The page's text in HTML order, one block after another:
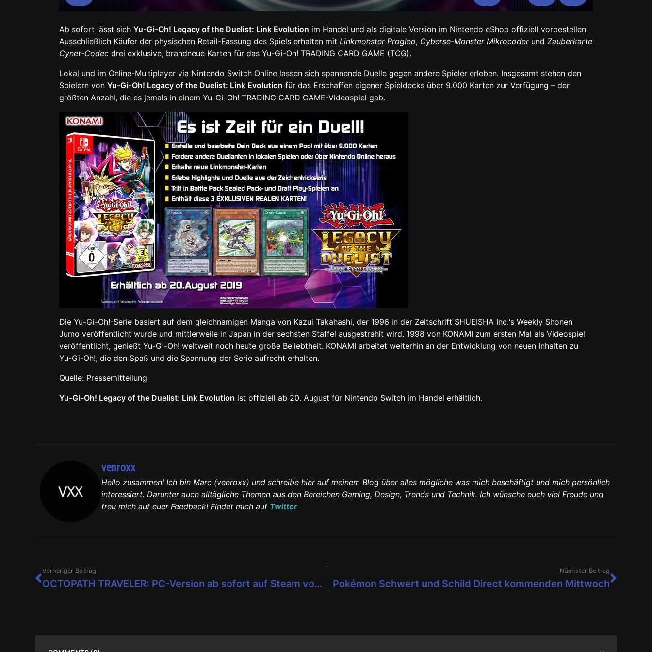
Play Mute Settings
Enter
Ab sofort lässt sichYu-Gi-Oh! Legacy of the Duelist: Link Evolution im Handel und als digitale Version im Nintendo eShop offiziell vorbestellen.
Ausschließlich Käufer der physischen Retail-Fassung des Spiels erhalten mit Linkmonster Progleo, Cyberse-Monster MikrocoderundZauberkarte
Cynet-Codec drei exklusive, brandneue Karten für das Yu-Gi-Oh! TRADING CARD GAME (TCG).
Lokal und im Online-Multiplayer via Nintendo Switch Online lassen sich spannende Duelle gegen andere Spieler erleben. Insgesamt stehen den
Spielern vonYu-Gi-Oh! Legacy of the Duelist: Link Evolution für das Erschaffen eigener Spieldecks über 9.000 Karten zur Verfügung – der
größten Anzahl, die es jemals in einem Yu-Gi-Oh! TRADING CARD GAME-Videospiel gab.
Die Yu-Gi-Oh!-Serie basiert auf dem gleichnamigen Manga von Kazui Takahashi, der 1996 in der Zeitschrift SHUEISHA Inc.‘s Weekly Shonen
Jumo veröffentlicht wurde und mittlerweile in Japan in der sechsten Staffel ausgestrahlt wird. 1998 von KONAMI zum ersten Mal als Videospiel
veröffentlicht, genießt Yu-Gi-Oh! weltweit noch heute große Beliebtheit. KONAMI arbeitet weiterhin an der Entwicklung von neuen Inhalten zu
Yu-Gi-Oh!, die den Spaß und die Spannung der Serie aufrecht erhalten.
Quelle: Pressemitteilung
Yu-Gi-Oh! Legacy of the Duelist: Link Evolution ist offiziell ab 20. August für Nintendo Switch im Handel erhältlich.
venroxx
Hello zusammen! Ich bin Marc (venroxx) und schreibe hier auf meinem Blog über alles mögliche was mich beschäftigt und mich persönlich
interessiert. Darunter auch alltägliche Themen aus den Bereichen Gaming, Design, Trends und Technik. Ich wünsche euch viel Freude und
freu mich auf euer Feedback! Findet mich auf Twitter
Vorheriger Beitrag
OCTOPATH TRAVELER: PC-Version ab sofort auf Steam vorbestellbar
Nächster Beitrag
Pokémon Schwert und Schild Direct kommenden Mittwoch